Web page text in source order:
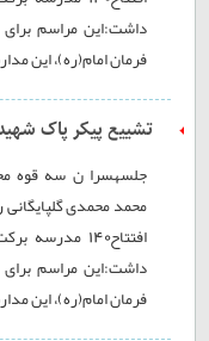
فرمان امام(ره)، این
تشییع پیکر پاک
جلسهسرا ن سه قوه
محمد محمدی
افتتاح140
فرمان امام(ره)، این